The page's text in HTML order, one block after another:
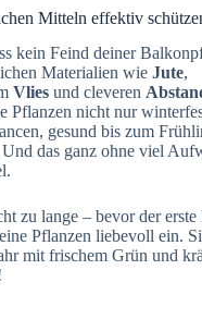
Mitteln effektiv
kein Feind deiner
Materialien wie Jute,
Vlies und cleveren
Pflanzen nicht nur
gesund bis zum
das ganz ohne viel
zu lange – bevor der erste
Pflanzen liebevoll ein.
mit frischem Grün und